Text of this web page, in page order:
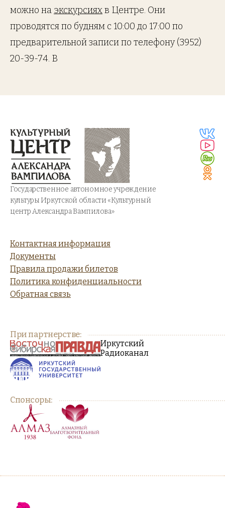
можно на экскурсияхв Центре. Они
проводятся по будням с 10:00 до 17:00 по
предварительной записи по телефону (3952)
20-39-74. В
Государственное автономное учреждение
культуры Иркутской области «Культурный
центр Александра Вампилова»
Контактная информация
Документы
Правила продажи билетов
Политика конфиденциальности
Обратная связь
При партнерстве:
Иркутский
Радиоканал
Спонсоры: